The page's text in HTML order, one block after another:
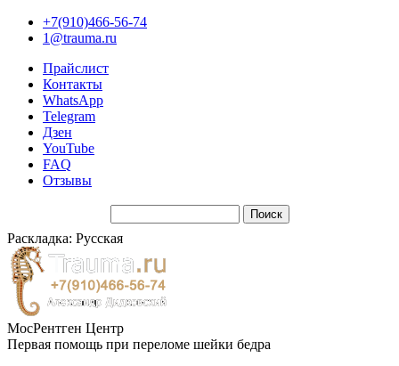
+7(910)466-56-74
1@trauma.ru
Прайслист
Контакты
WhatsApp
Telegram
Дзен
YouTube
FAQ
Отзывы
Раскладка: Русская
МосРентген Центр
Первая помощь при переломе шейки бедра